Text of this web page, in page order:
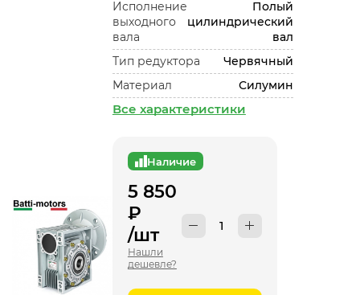
Исполнение
выходного
вала
Полый
цилиндрический
вал
Тип редуктора
Червячный
Материал
Силумин
Все характеристики
Наличие
5 850
₽
/шт
Нашли
дешевле?